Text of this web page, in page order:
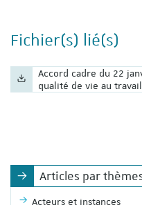
Fichier(s) lié(s)
Nom du fichier :
Accord cadre du 22
qualité de vie au travail
Articles par
Acteurs et instances